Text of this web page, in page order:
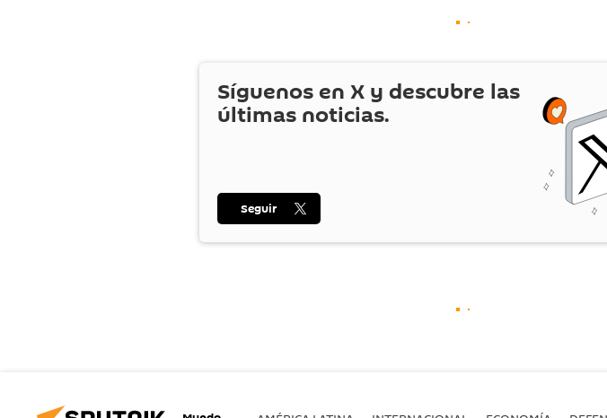
Síguenos en X y descubre las
últimas noticias.
Seguir